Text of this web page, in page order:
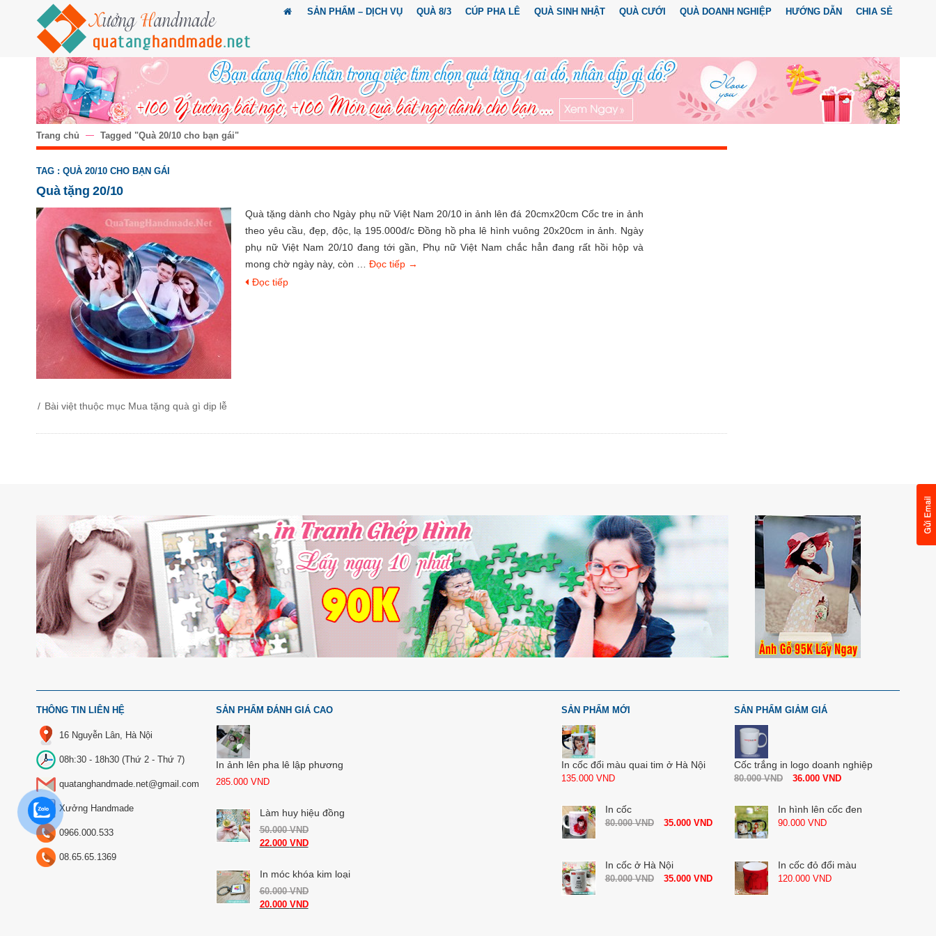
SẢN PHẨM – DỊCH VỤ QUÀ 8/3 CÚP PHA LÊ QUÀ SINH NHẬT QUÀ CƯỚI QUÀ DOANH NGHIỆP HƯỚNG DẪN CHIA SẺ
Trang chủ Tagged "Quà 20/10 cho bạn gái"
TAG : QUÀ 20/10 CHO BẠN GÁI
Quà tặng 20/10
Quà tặng dành cho Ngày phụ nữ Việt Nam 20/10 in ảnh lên đá 20cmx20cm Cốc tre in ảnh
theo yêu cầu, đẹp, độc, lạ 195.000đ/c Đồng hồ pha lê hình vuông 20x20cm in ảnh. Ngày
phụ nữ Việt Nam 20/10 đang tới gần, Phụ nữ Việt Nam chắc hẳn đang rất hồi hộp và
mong chờ ngày này, còn … Đọc tiếp →
Đọc tiếp
Bài việt thuộc mục Mua tặng quà gì dịp lễ
THÔNG TIN LIÊN HỆ
16 Nguyễn Lân, Hà Nội
08h:30 - 18h30 (Thứ 2 - Thứ 7)
quatanghandmade.net@gmail.com
Xưởng Handmade
0966.000.533
08.65.65.1369
SẢN PHẨM ĐÁNH GIÁ CAO
In ảnh lên pha lê lập phương
285.000 VND
Làm huy hiệu đồng
50.000VND
22.000 VND
In móc khóa kim loại
60.000VND
20.000 VND
SẢN PHẨM MỚI
In cốc đổi màu quai tim ở Hà Nội
135.000 VND
In cốc
80.000VND 35.000 VND
In cốc ở Hà Nội
80.000VND 35.000 VND
SẢN PHẨM GIẢM GIÁ
Cốc trắng in logo doanh nghiệp
80.000VND 36.000 VND
In hình lên cốc đen
90.000 VND
In cốc đỏ đổi màu
120.000 VND